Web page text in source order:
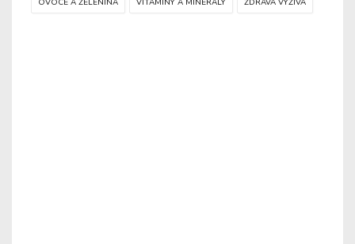
OVOCE A ZELENINA VITAMÍNY A MINERÁLY ZDRAVÁ VÝŽIVA